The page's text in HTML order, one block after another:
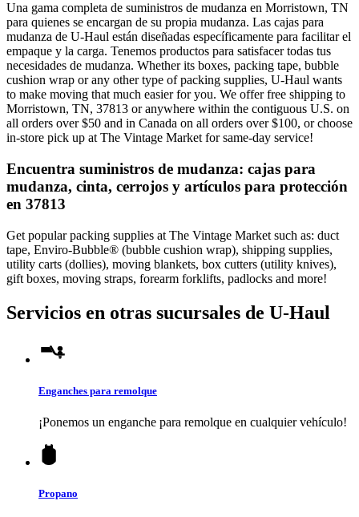
Una gama completa de suministros de mudanza en Morristown, TN
para quienes se encargan de su propia mudanza. Las cajas para
mudanza de U-Haul están diseñadas específicamente para facilitar el
empaque y la carga. Tenemos productos para satisfacer todas tus
necesidades de mudanza. Whether its boxes, packing tape, bubble
cushion wrap or any other type of packing supplies, U-Haul wants
to make moving that much easier for you. We offer free shipping to
Morristown, TN, 37813 or anywhere within the contiguous U.S. on
all orders over $50 and in Canada on all orders over $100, or choose
in-store pick up at The Vintage Market for same-day service!
Encuentra suministros de mudanza: cajas para
mudanza, cinta, cerrojos y artículos para protección
en 37813
Get popular packing supplies at The Vintage Market such as: duct
tape, Enviro-Bubble® (bubble cushion wrap), shipping supplies,
utility carts (dollies), moving blankets, box cutters (utility knives),
gift boxes, moving straps, forearm forklifts, padlocks and more!
Servicios en otras sucursales de U-Haul
Enganches para remolque
¡Ponemos un enganche para remolque en cualquier vehículo!
Propano